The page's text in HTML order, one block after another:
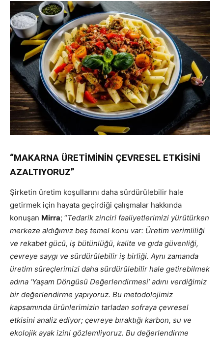
“MAKARNA ÜRETİMİNİN ÇEVRESEL ETKİSİNİ
AZALTIYORUZ”
Şirketin üretim koşullarını daha sürdürülebilir hale
getirmek için hayata geçirdiği çalışmalar hakkında
konuşan Mirra; “Tedarik zinciri faaliyetlerimizi yürütürken
merkeze aldığımız beş temel konu var: Üretim verimliliği
ve rekabet gücü, iş bütünlüğü, kalite ve gıda güvenliği,
çevreye saygı ve sürdürülebilir iş birliği. Aynı zamanda
üretim süreçlerimizi daha sürdürülebilir hale getirebilmek
adına ‘Yaşam Döngüsü Değerlendirmesi’ adını verdiğimiz
bir değerlendirme yapıyoruz. Bu metodolojimiz
kapsamında ürünlerimizin tarladan sofraya çevresel
etkisini analiz ediyor; çevreye bıraktığı karbon, su ve
ekolojik ayak izini gözlemliyoruz. Bu değerlendirme